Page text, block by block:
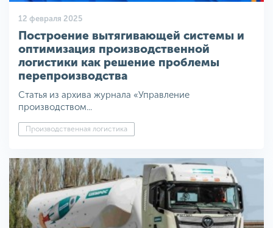
12 февраля 2025
Построение вытягивающей системы и
оптимизация производственной
логистики как решение проблемы
перепроизводства
Статья из архива журнала «Управление
производством...
Производственная логистика